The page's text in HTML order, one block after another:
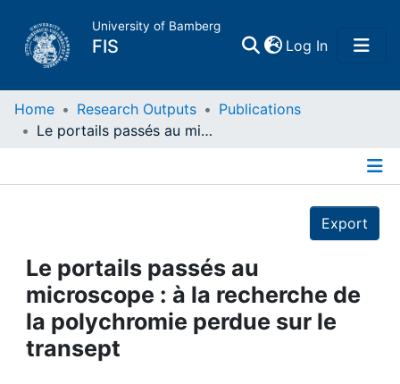
University of Bamberg
FIS Log In(current)
Home
Projects
People
Institutions
Home Research Outputs
Publications
Le portails passés au microscope : à la recherche de la polychromie perdue sur le transept
Export
Le portails passés au
microscope : à la recherche de
la polychromie perdue sur le
transept